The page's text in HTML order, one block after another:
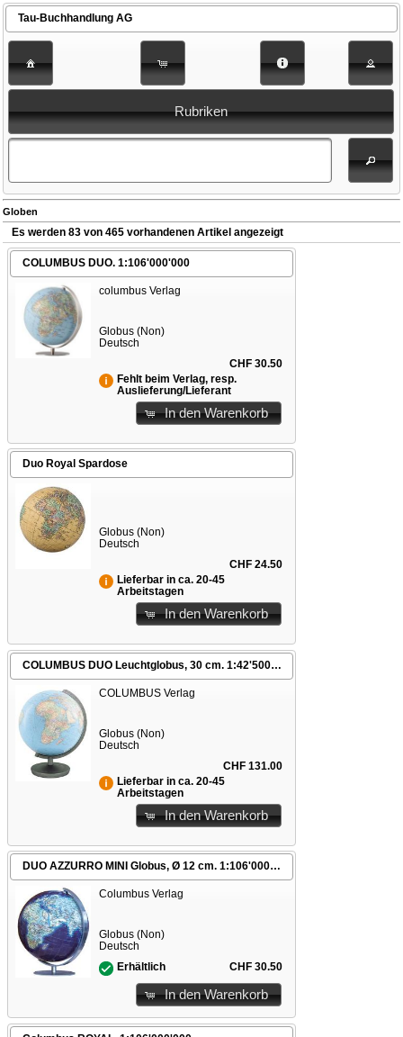
Tau-Buchhandlung AG
Rubriken
Globen
Es werden 83 von 465 vorhandenen Artikel angezeigt
COLUMBUS DUO. 1:106'000'000
columbus Verlag
Globus (Non)
Deutsch
CHF 30.50
Fehlt beim Verlag, resp.
Auslieferung/Lieferant
In den Warenkorb
Duo Royal Spardose
Globus (Non)
Deutsch
CHF 24.50
Lieferbar in ca. 20-45
Arbeitstagen
In den Warenkorb
COLUMBUS DUO Leuchtglobus, 30 cm. 1:42'500'000
COLUMBUS Verlag
Globus (Non)
Deutsch
CHF 131.00
Lieferbar in ca. 20-45
Arbeitstagen
In den Warenkorb
DUO AZZURRO MINI Globus, Ø 12 cm. 1:106'000'000
Columbus Verlag
Globus (Non)
Deutsch
Erhältlich
CHF 30.50
In den Warenkorb